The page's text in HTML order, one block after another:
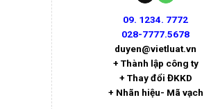
09. 1234. 7772
028-7777.5678
duyen@vietluat.vn
+ Thành lập công ty
+ Thay đổi ĐKKD
+ Nhãn hiệu- Mã vạch